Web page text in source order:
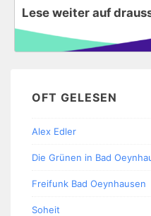
Lese weiter auf
OFT GELESEN
Alex Edler
Die Grünen in Bad
Freifunk Bad Oeynhausen
Soheit